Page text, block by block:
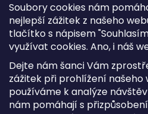
Soubory cookies nám
nejlepší zážitek z našeho
tlačítko s nápisem
využívat cookies. Ano, i náš
Dejte nám šanci Vám
zážitek při prohlížení našeho
používáme k analýze
nám pomáhají s
Kontakt
Sitemap
Doprava a Platba
Reklamace Zboží